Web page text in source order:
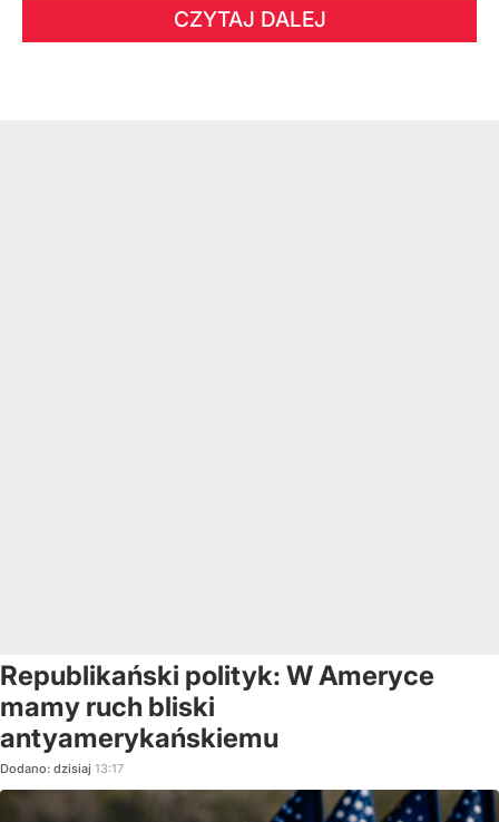
CZYTAJ DALEJ
Republikański polityk: W Ameryce
mamy ruch bliski
antyamerykańskiemu
Dodano: dzisiaj 13:17